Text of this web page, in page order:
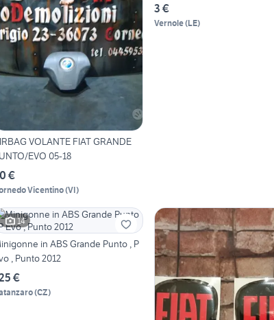
VOLANTE FIAT GRANDE
EVO 05-18
€
Vicentino(VI)
3 €
Vernole(LE)
14
in ABS Grande Punto , P
, Punto 2012
€
(CZ)